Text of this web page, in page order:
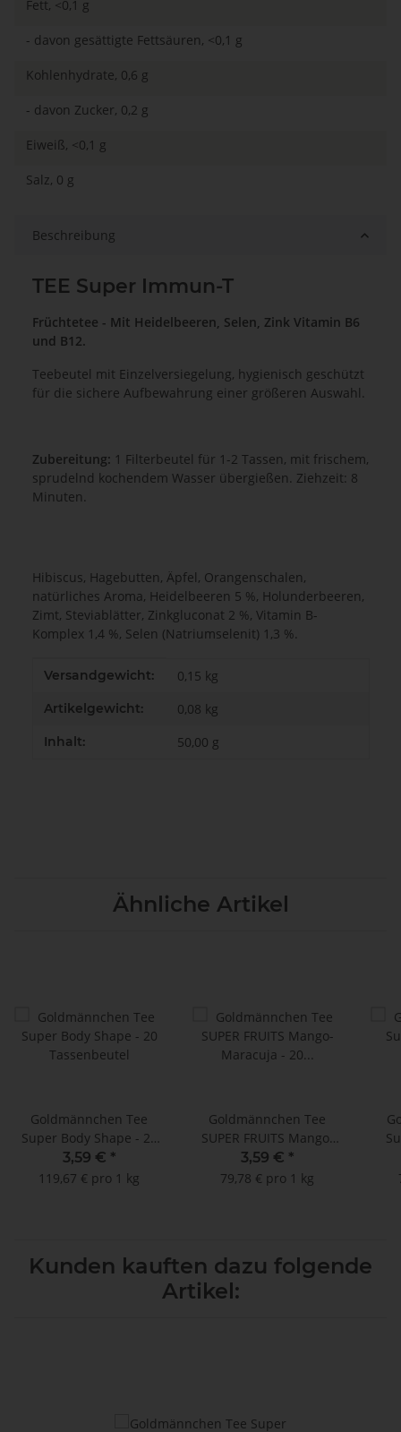
Fett, <0,1 g
- davon gesättigte Fettsäuren, <0,1 g
Kohlenhydrate, 0,6 g
- davon Zucker, 0,2 g
Eiweiß, <0,1 g
Salz, 0 g
Beschreibung
TEE Super Immun-T
Früchtetee - Mit Heidelbeeren, Selen, Zink Vitamin B6
und B12.
Teebeutel mit Einzelversiegelung, hygienisch geschützt
für die sichere Aufbewahrung einer größeren Auswahl.
Zubereitung: 1 Filterbeutel für 1-2 Tassen, mit frischem,
sprudelnd kochendem Wasser übergießen. Ziehzeit: 8
Minuten.
Hibiscus, Hagebutten, Äpfel, Orangenschalen,
natürliches Aroma, Heidelbeeren 5 %, Holunderbeeren,
Zimt, Steviablätter, Zinkgluconat 2 %, Vitamin B-
Komplex 1,4 %, Selen (Natriumselenit) 1,3 %.
Produkteigenschaft
Wert
Versandgewicht: 0,15 kg
Artikelgewicht: 0,08 kg
Inhalt: 50,00 g
Ähnliche Artikel
Goldmännchen Tee
Super Body Shape - 20
Tassenbeutel
3,59 € *
119,67 € pro 1 kg
Goldmännchen Tee
SUPER FRUITS Mango-
Maracuja - 20
Tassenbeutel
3,59 € *
79,78 € pro 1 kg
Kunden kauften dazu folgende
Artikel: